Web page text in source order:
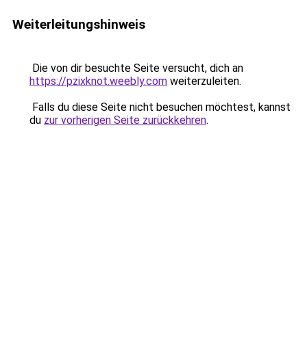
Weiterleitungshinweis
Die von dir besuchte Seite versucht, dich an
https://pzixknot.weebly.com weiterzuleiten.
Falls du diese Seite nicht besuchen möchtest, kannst
du zur vorherigen Seite zurückkehren.